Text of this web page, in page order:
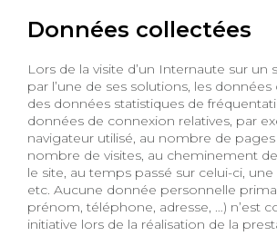
Données collectées
Lors de la visite d’un Internaute sur un
par l’une de ses solutions, les
des données statistiques de
données de connexion relatives, par
navigateur utilisé, au nombre de pages vues, au
nombre de visites, au cheminement
le site, au temps passé sur celui-ci, une
etc. Aucune donnée personnelle
prénom, téléphone, adresse, …) n’est collectée à notre
initiative lors de la réalisation de la